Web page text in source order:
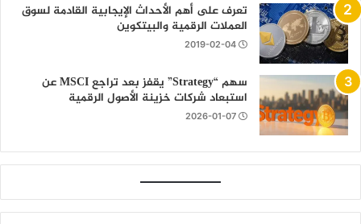
تعرف على أهم الأحداث الإيجابية القادمة لسوق
العملات الرقمية والبيتكوين
2019-02-04
سهم “Strategy” يقفز بعد تراجع MSCI عن
استبعاد شركات خزينة الأصول الرقمية
2026-01-07